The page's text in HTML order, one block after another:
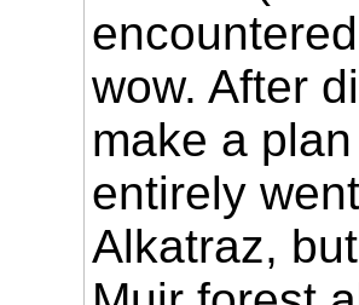
wow. After
make a
entirely
Alkatraz,